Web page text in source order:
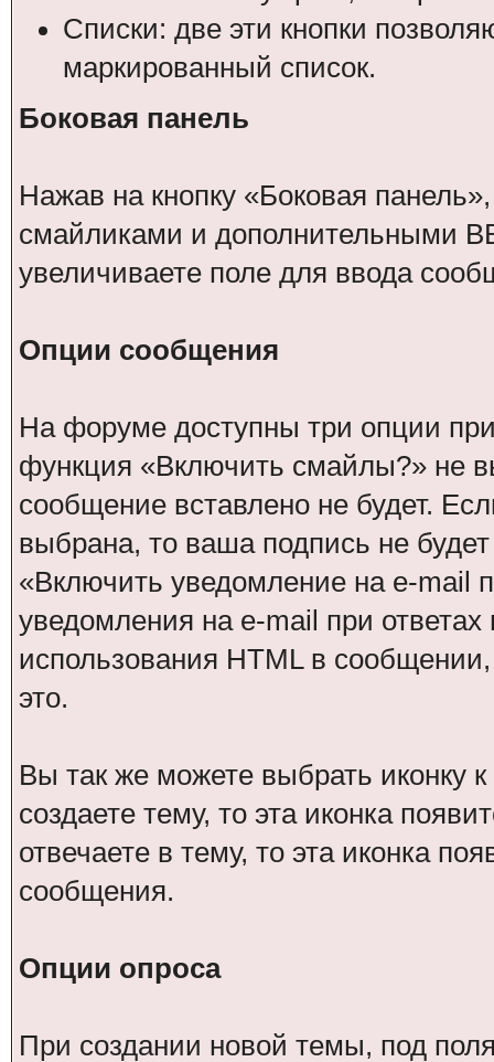
Списки: две эти кнопки
маркированный список.
Боковая панель
Нажав на кнопку «Боковая
смайликами и дополнительными
увеличиваете поле для ввода
Опции сообщения
На форуме доступны три опции
функция «Включить смайлы?» не
сообщение вставлено не будет.
выбрана, то ваша подпись не
«Включить уведомление на e-mail
уведомления на e-mail при ответах
использования HTML в
это.
Вы так же можете выбрать
создаете тему, то эта иконка
отвечаете в тему, то эта иконка
сообщения.
Опции опроса
При создании новой темы, под